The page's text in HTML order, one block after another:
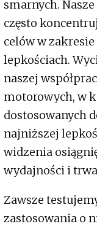
smarnych.
często
celów w
lepkościach.
naszej
motorowych, w
dostosowanych
najniższej
widzenia
wydajności i
Zawsze
zastosowania o